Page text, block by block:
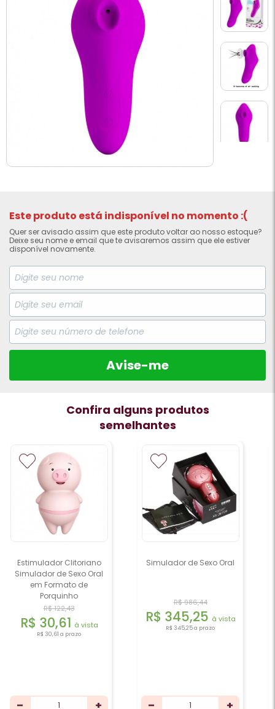
Este produto está indisponível no momento :(
Quer ser avisado assim que este produto voltar ao nosso estoque?
Deixe seu nome e email que te avisaremos assim que ele estiver
disponível novamente.
Avise-me
Confira alguns produtos
semelhantes
Simulador de Sexo Oral
R$ 986,44
R$ 345,25
R$ 345,25a prazo
Sugador de Clitoris e
R$ 58,30
R$ 20,41 à vista
R$ 20,41a prazo